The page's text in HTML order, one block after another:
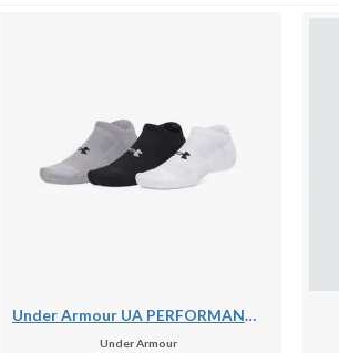
Under Armour UA PERFORMANCE COTTON 3PK NS Skarpetki unisex
Under Armour